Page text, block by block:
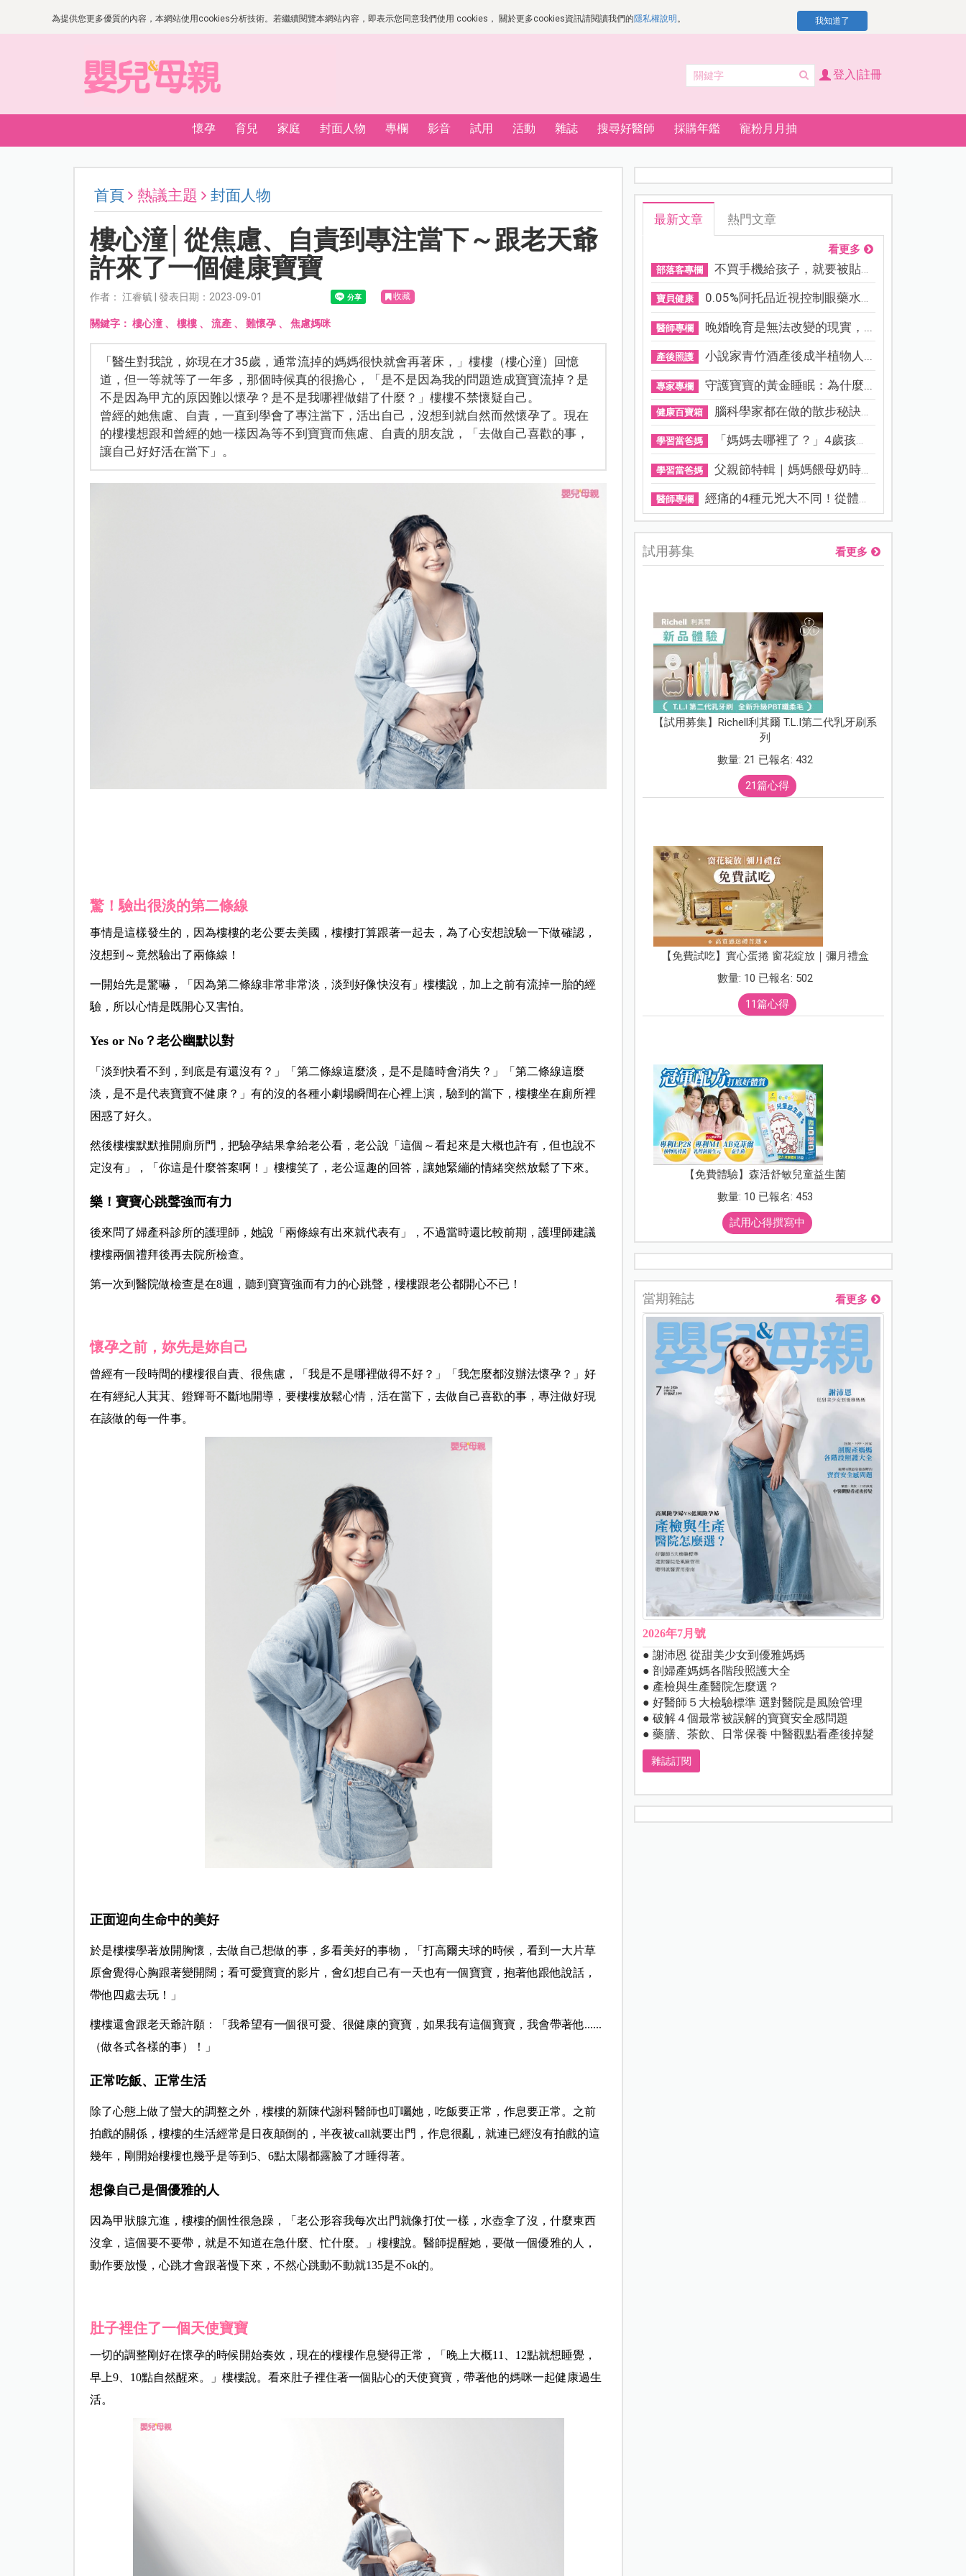
為提供您更多優質的內容，本網站使用cookies分析技術。若繼續閱覽本網站內容，即表示您同意我們使用 cookies， 關於更多cookies資訊請閱讀我們的隱私權說明 。 我知道了
登入|註冊
懷孕 育兒 家庭 封面人物 專欄 影音 試用 活動 雜誌 搜尋好醫師 採購年鑑 寵粉月月抽
首頁 熱議主題 封面人物
樓心潼│從焦慮、自責到專注當下～跟老天爺
許來了一個健康寶寶
作者： 江睿毓 | 發表日期：2023-09-01 收藏
關鍵字： 樓心潼、 樓樓、 流產、 難懷孕、 焦慮媽咪
「醫生對我說，妳現在才35歲，通常流掉的媽媽很快就會再著床，」樓樓（樓心潼）回憶
道，但一等就等了一年多，那個時候真的很擔心，「是不是因為我的問題造成寶寶流掉？是
不是因為甲亢的原因難以懷孕？是不是我哪裡做錯了什麼？」樓樓不禁懷疑自己。
曾經的她焦慮、自責，一直到學會了專注當下，活出自己，沒想到就自然而然懷孕了。現在
的樓樓想跟和曾經的她一樣因為等不到寶寶而焦慮、自責的朋友說，「去做自己喜歡的事，
讓自己好好活在當下」。
驚！驗出很淡的第二條線
事情是這樣發生的，因為樓樓的老公要去美國，樓樓打算跟著一起去，為了心安想說驗一下做確認，
沒想到～竟然驗出了兩條線！
一開始先是驚嚇，「因為第二條線非常非常淡，淡到好像快沒有」樓樓說，加上之前有流掉一胎的經
驗，所以心情是既開心又害怕。
Yes or No？老公幽默以對
「淡到快看不到，到底是有還沒有？」「第二條線這麼淡，是不是隨時會消失？」「第二條線這麼
淡，是不是代表寶寶不健康？」有的沒的各種小劇場瞬間在心裡上演，驗到的當下，樓樓坐在廁所裡
困惑了好久。
然後樓樓默默推開廁所門，把驗孕結果拿給老公看，老公說「這個～看起來是大概也許有，但也說不
定沒有」，「你這是什麼答案啊！」樓樓笑了，老公逗趣的回答，讓她緊繃的情緒突然放鬆了下來。
樂！寶寶心跳聲強而有力
後來問了婦產科診所的護理師，她說「兩條線有出來就代表有」，不過當時還比較前期，護理師建議
樓樓兩個禮拜後再去院所檢查。
第一次到醫院做檢查是在8週，聽到寶寶強而有力的心跳聲，樓樓跟老公都開心不已！
懷孕之前，妳先是妳自己
曾經有一段時間的樓樓很自責、很焦慮，「我是不是哪裡做得不好？」「我怎麼都沒辦法懷孕？」好
在有經紀人萁萁、鐙輝哥不斷地開導，要樓樓放鬆心情，活在當下，去做自己喜歡的事，專注做好現
在該做的每一件事。
正面迎向生命中的美好
於是樓樓學著放開胸懷，去做自己想做的事，多看美好的事物，「打高爾夫球的時候，看到一大片草
原會覺得心胸跟著變開闊；看可愛寶寶的影片，會幻想自己有一天也有一個寶寶，抱著他跟他說話，
帶他四處去玩！」
樓樓還會跟老天爺許願：「我希望有一個很可愛、很健康的寶寶，如果我有這個寶寶，我會帶著他......
（做各式各樣的事）！」
正常吃飯、正常生活
除了心態上做了蠻大的調整之外，樓樓的新陳代謝科醫師也叮囑她，吃飯要正常，作息要正常。之前
拍戲的關係，樓樓的生活經常是日夜顛倒的，半夜被call就要出門，作息很亂，就連已經沒有拍戲的這
幾年，剛開始樓樓也幾乎是等到5、6點太陽都露臉了才睡得著。
想像自己是個優雅的人
因為甲狀腺亢進，樓樓的個性很急躁，「老公形容我每次出門就像打仗一樣，水壺拿了沒，什麼東西
沒拿，這個要不要帶，就是不知道在急什麼、忙什麼。」樓樓說。醫師提醒她，要做一個優雅的人，
動作要放慢，心跳才會跟著慢下來，不然心跳動不動就135是不ok的。
肚子裡住了一個天使寶寶
一切的調整剛好在懷孕的時候開始奏效，現在的樓樓作息變得正常，「晚上大概11、12點就想睡覺，
早上9、10點自然醒來。」樓樓說。看來肚子裡住著一個貼心的天使寶寶，帶著他的媽咪一起健康過生
活。
最新文章 熱門文章
看更多
部落客專欄 不買手機給孩子，就要被貼「...
寶貝健康 0.05%阿托品近視控制眼藥水納...
醫師專欄 晚婚晚育是無法改變的現實，...
產後照護 小說家青竹酒產後成半植物人...
專家專欄 守護寶寶的黃金睡眠：為什麼...
健康百寶箱 腦科學家都在做的散步秘訣！...
學習當爸媽 「媽媽去哪裡了？」4歲孩子還...
學習當爸媽 父親節特輯｜媽媽餵母奶時，...
醫師專欄 經痛的4種元兇大不同！從體質...
試用募集 看更多
【試用募集】Richell利其爾 T.L.I第二代乳牙刷系
列
數量: 21 已報名: 432
21篇心得
【免費試吃】實心蛋捲 窗花綻放｜彌月禮盒
數量: 10 已報名: 502
11篇心得
【免費體驗】森活舒敏兒童益生菌
數量: 10 已報名: 453
試用心得撰寫中
當期雜誌 看更多
2026年7月號
● 謝沛恩 從甜美少女到優雅媽媽
● 剖婦產媽媽各階段照護大全
● 產檢與生產醫院怎麼選？
● 好醫師５大檢驗標準 選對醫院是風險管理
● 破解４個最常被誤解的寶寶安全感問題
● 藥膳、茶飲、日常保養 中醫觀點看產後掉髮
雜誌訂閱